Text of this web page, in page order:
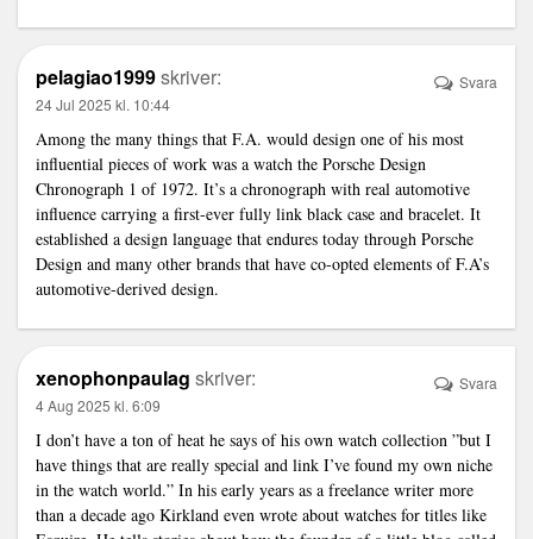
pelagiao1999skriver:
24 Jul 2025 kl. 10:44
Among the many things that F.A. would design one of his most
influential pieces of work was a watch the Porsche Design
Chronograph 1 of 1972. It’s a chronograph with real automotive
influence carrying a first-ever fully link black case and bracelet. It
established a design language that endures today through Porsche
Design and many other brands that have co-opted elements of F.A’s
automotive-derived design.
Svara
xenophonpaulag skriver:
4 Aug 2025 kl. 6:09
I don’t have a ton of heat he says of his own watch collection ”but I
have things that are really special and link I’ve found my own niche
in the watch world.” In his early years as a freelance writer more
than a decade ago Kirkland even wrote about watches for titles like
Svara